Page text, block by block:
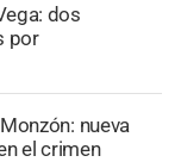
dos
por
nueva
el crimen